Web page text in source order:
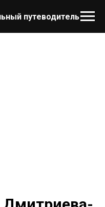
путеводитель